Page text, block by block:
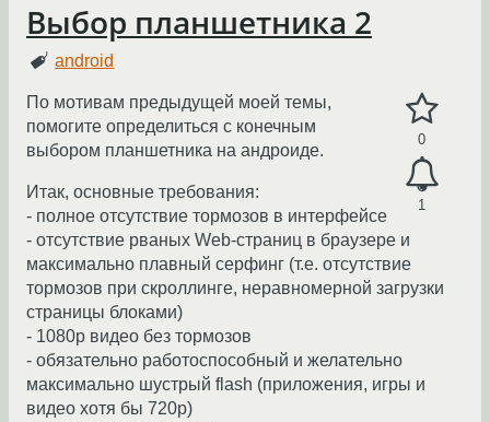
Выбор планшетника 2
android
0
1
По мотивам предыдущей моей темы,
помогите определиться с конечным
выбором планшетника на андроиде.
Итак, основные требования:
- полное отсутствие тормозов в интерфейсе
- отсутствие рваных Web-страниц в браузере и
максимально плавный серфинг (т.е. отсутствие
тормозов при скроллинге, неравномерной загрузки
страницы блоками)
- 1080p видео без тормозов
- обязательно работоспособный и желательно
максимально шустрый flash (приложения, игры и
видео хотя бы 720p)